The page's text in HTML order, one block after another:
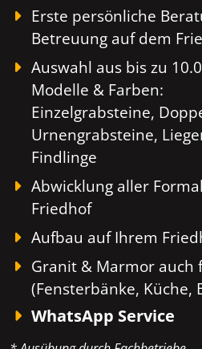
Erste persönliche
Betreuung auf dem
Auswahl aus bis zu
Modelle & Farben:
Einzelgrabsteine,
Urnengrabsteine,
Findlinge
Abwicklung aller
Friedhof
Aufbau auf Ihrem
Granit & Marmor auch
(Fensterbänke, Küche,
WhatsApp Service